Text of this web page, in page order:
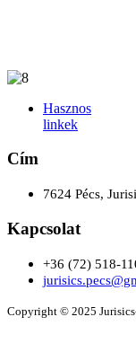
Hasznos
linkek
Cím
7624 Pécs,
Kapcsolat
+36 (72) 518-
Copyright © 2025